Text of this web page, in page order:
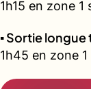
1h15 en zone
▪️ Sortie
1h45 en zone